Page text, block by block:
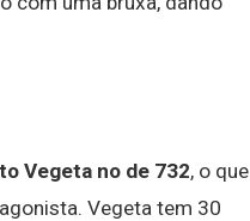
Vegeta no de 732, o que
Vegeta tem 30